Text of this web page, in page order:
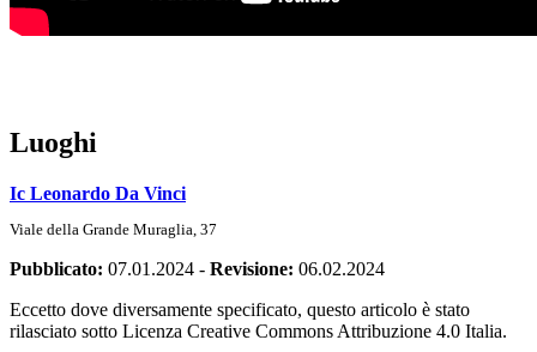
Luoghi
Ic Leonardo Da Vinci
Viale della Grande Muraglia, 37
Pubblicato: 07.01.2024 - Revisione: 06.02.2024
Eccetto dove diversamente specificato, questo articolo è stato
rilasciato sotto Licenza Creative Commons Attribuzione 4.0 Italia.